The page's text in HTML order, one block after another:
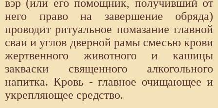
вэр (или его помощник, получивший от
него право на завершение обряда)
проводит ритуальное помазание главной
сваи и углов дверной рамы смесью крови
жертвенного животного и кашицы
закваски священного алкогольного
напитка. Кровь - главное очищающее и
укрепляющее средство.